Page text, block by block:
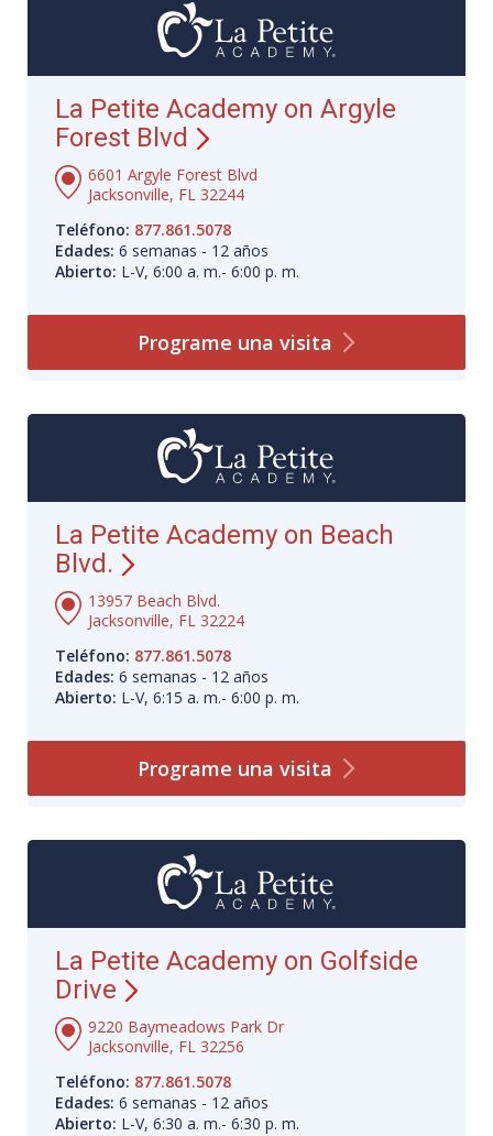
La Petite Academy on Argyle
Forest Blvd
6601 Argyle Forest Blvd
Jacksonville, FL 32244
Teléfono: 877.861.5078
Edades: 6 semanas - 12 años
Abierto: L-V, 6:00 a. m.- 6:00 p. m.
Programe una visita
La Petite Academy on Beach
Blvd.
13957 Beach Blvd.
Jacksonville, FL 32224
Teléfono: 877.861.5078
Edades: 6 semanas - 12 años
Abierto: L-V, 6:15 a. m.- 6:00 p. m.
Programe una visita
La Petite Academy on Golfside
Drive
9220 Baymeadows Park Dr
Jacksonville, FL 32256
Teléfono: 877.861.5078
Edades: 6 semanas - 12 años
Abierto: L-V, 6:30 a. m.- 6:30 p. m.